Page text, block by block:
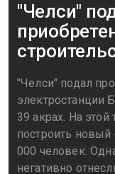
"Челси"
"Челси" подал
электростанции
39 акрах. На этой
построить новый
000 человек.
негативно